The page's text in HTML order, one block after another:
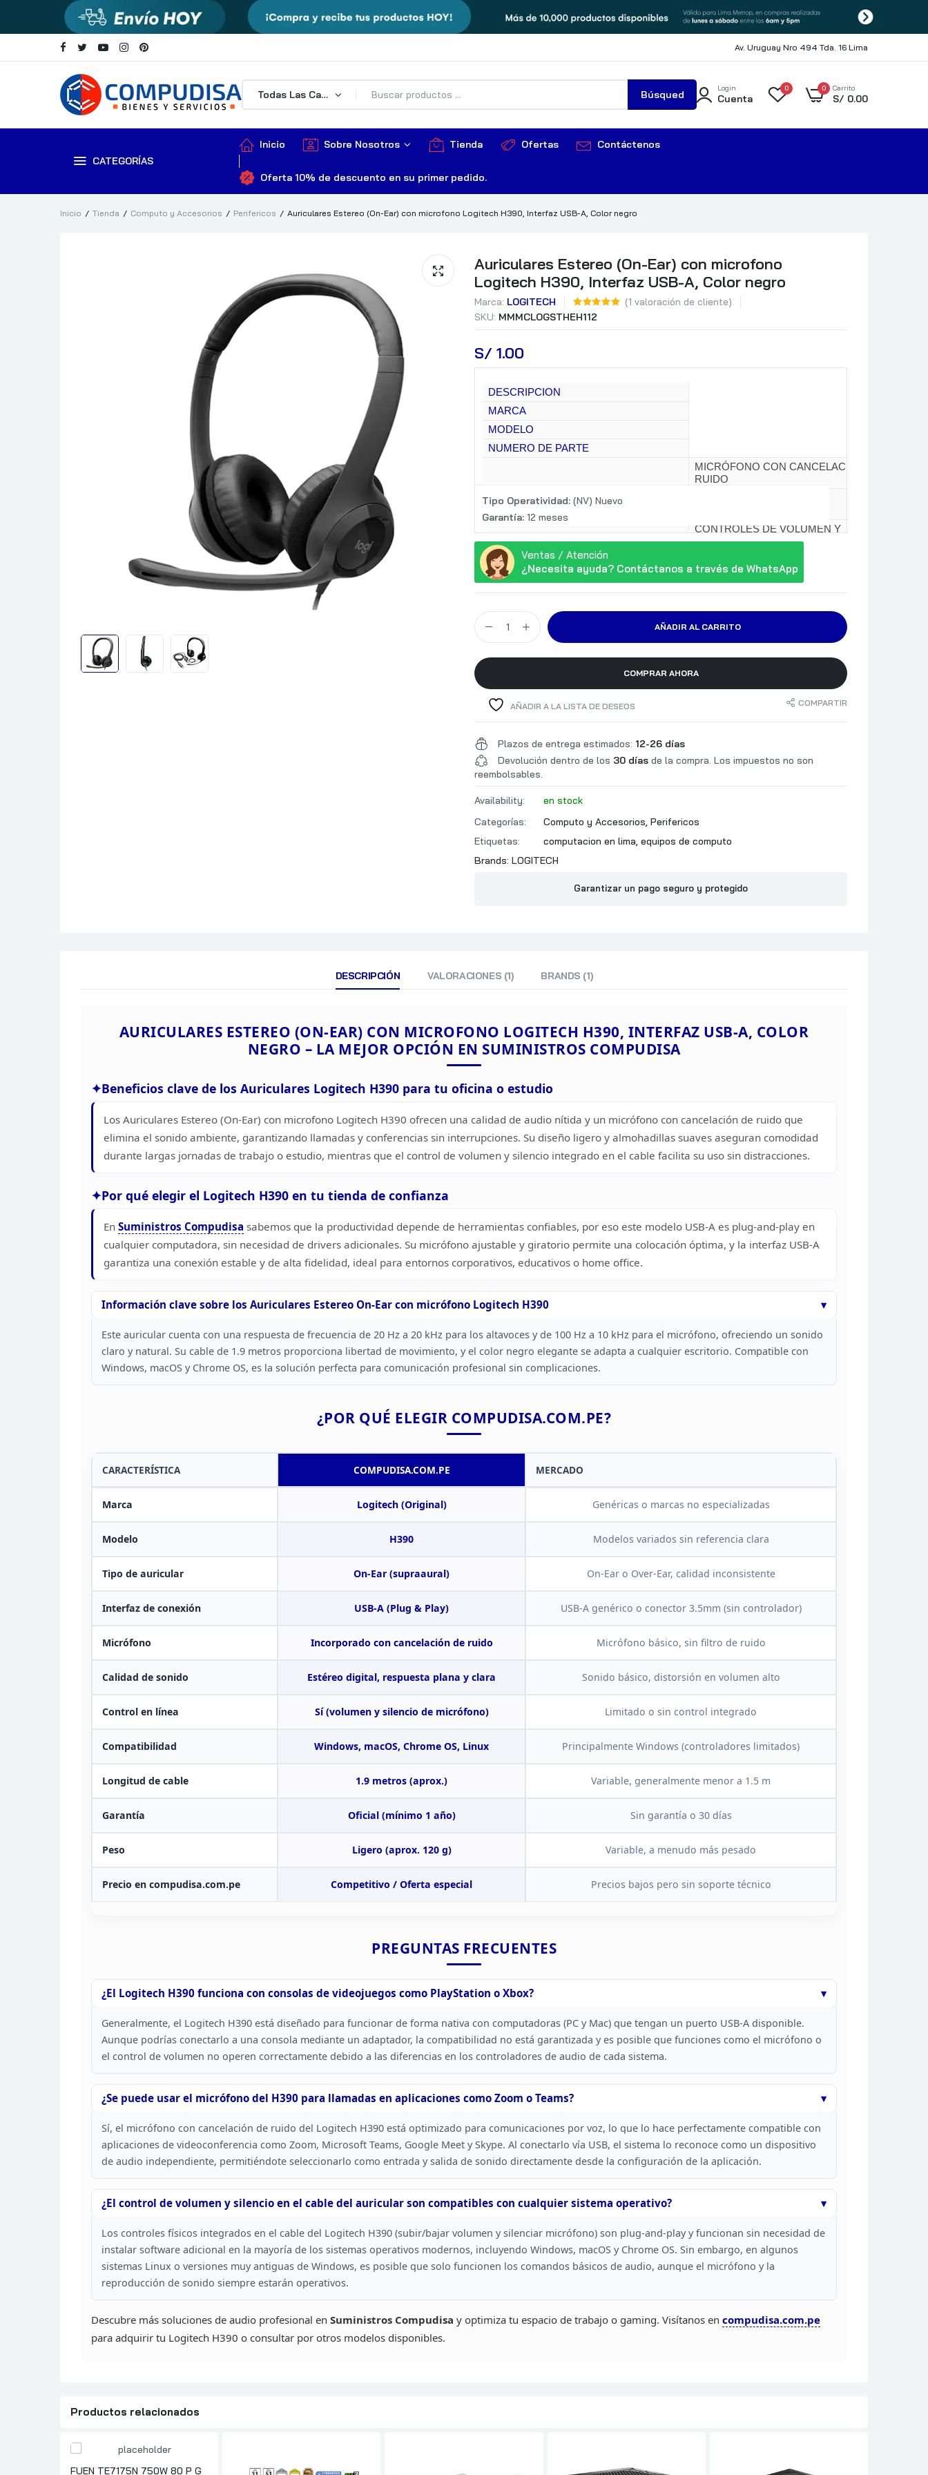
Av. Uruguay Nro 494 Tda. 16 Lima
Todas Las Categorías
Búsqued
a
Login
Cuenta
0 0 Carrito
S/ 0.00
CATEGORÍAS
Inicio Sobre Nosotros Tienda Ofertas Contáctenos
Oferta 10% de descuento en su primer pedido.
Inicio Tienda Computo y Accesorios Perifericos Auriculares Estereo (On-Ear) con microfono Logitech H390, Interfaz USB-A, Color negro
Auriculares Estereo (On-Ear) con microfono
Logitech H390, Interfaz USB-A, Color negro
Marca: LOGITECH (1 valoración de cliente)
SKU: MMMCLOGSTHEH112
S/ 1.00
DESCRIPCION
MARCA
MODELO
NUMERO DE PARTE
MICRÓFONO CON CANCELACIÓN DE
RUIDO
CONTROLES DE VOLUMEN Y
SILENCIO EN LÍNEA
FRECUENCIA DE RESPUESTA: 20Hz –
20 KHz
SENSIBILIDAD: 94 dB
CAMPO DE SONIDO: STEREO
MICROFONO:
MICROFONO CON CANCELACION DE
COMPATIBILIDAD CON WINDOWS,
SUPERIOR
LOS AURICULARES ESTÉREO
CUENTAN CON UNA POTENTE SALIDA
TELEFONÍA Y CONFERENCIAS POR
Tipo Operatividad: (NV) Nuevo
Garantía: 12 meses
Ventas / Atención
¿Necesita ayuda? Contáctanos a través de WhatsApp
AÑADIR AL CARRITO
COMPRAR AHORA
AÑADIR A LA LISTA DE DESEOS COMPARTIR
Plazos de entrega estimados: 12-26 días
Devolución dentro de los 30 días de la compra. Los impuestos no son
reembolsables.
Availability:
en stock
Categorías:
Computo y Accesorios, Perifericos
Etiquetas:
computacion en lima, equipos de computo
Brands: LOGITECH
Garantizar un pago seguro y protegido
DESCRIPCIÓN VALORACIONES (1) BRANDS (1)
AURICULARES ESTEREO (ON-EAR) CON MICROFONO LOGITECH H390, INTERFAZ USB-A, COLOR
NEGRO – LA MEJOR OPCIÓN EN SUMINISTROS COMPUDISA
Beneficios clave de los Auriculares Logitech H390 para tu oficina o estudio
Los Auriculares Estereo (On-Ear) con microfono Logitech H390 ofrecen una calidad de audio nítida y un micrófono con cancelación de ruido que
elimina el sonido ambiente, garantizando llamadas y conferencias sin interrupciones. Su diseño ligero y almohadillas suaves aseguran comodidad
durante largas jornadas de trabajo o estudio, mientras que el control de volumen y silencio integrado en el cable facilita su uso sin distracciones.
Por qué elegir el Logitech H390 en tu tienda de confianza
En Suministros Compudisa sabemos que la productividad depende de herramientas confiables, por eso este modelo USB-A es plug-and-play en
cualquier computadora, sin necesidad de drivers adicionales. Su micrófono ajustable y giratorio permite una colocación óptima, y la interfaz USB-A
garantiza una conexión estable y de alta fidelidad, ideal para entornos corporativos, educativos o home office.
Información clave sobre los Auriculares Estereo On-Ear con micrófono Logitech H390
Este auricular cuenta con una respuesta de frecuencia de 20 Hz a 20 kHz para los altavoces y de 100 Hz a 10 kHz para el micrófono, ofreciendo un sonido
claro y natural. Su cable de 1.9 metros proporciona libertad de movimiento, y el color negro elegante se adapta a cualquier escritorio. Compatible con
Windows, macOS y Chrome OS, es la solución perfecta para comunicación profesional sin complicaciones.
¿POR QUÉ ELEGIR COMPUDISA.COM.PE?
CARACTERÍSTICA COMPUDISA.COM.PE MERCADO
Marca Logitech (Original) Genéricas o marcas no especializadas
Modelo H390 Modelos variados sin referencia clara
Tipo de auricular On-Ear (supraaural) On-Ear o Over-Ear, calidad inconsistente
Interfaz de conexión USB-A (Plug & Play) USB-A genérico o conector 3.5mm (sin controlador)
Micrófono Incorporado con cancelación de ruido Micrófono básico, sin filtro deruido
Calidad de sonido Estéreo digital, respuesta plana y clara Sonido básico, distorsión en volumen alto
Control en línea Sí (volumen y silencio de micrófono) Limitado o sin control integrado
Compatibilidad Windows, macOS, Chrome OS, Linux Principalmente Windows (controladores limitados)
Longitud de cable 1.9 metros (aprox.) Variable, generalmente menor a 1.5 m
Garantía Oficial (mínimo 1 año) Sin garantía o 30 días
Peso Ligero (aprox. 120 g) Variable, a menudo más pesado
Precio en compudisa.com.pe Competitivo / Oferta especial Precios bajos pero sin soportetécnico
PREGUNTAS FRECUENTES
¿El Logitech H390 funciona con consolas de videojuegos como PlayStation o Xbox?
Generalmente, el Logitech H390 está diseñado para funcionar de forma nativa con computadoras (PC y Mac) que tengan un puerto USB-A disponible.
Aunque podrías conectarlo a una consola mediante un adaptador, la compatibilidad no está garantizada y es posible que funciones como el micrófono o
el control de volumen no operen correctamente debido a las diferencias en los controladores de audio de cada sistema.
¿Se puede usar el micrófono del H390 para llamadas en aplicaciones como Zoom o Teams?
Sí, el micrófono con cancelación de ruido del Logitech H390 está optimizado para comunicaciones por voz, lo que lo hace perfectamente compatible con
aplicaciones de videoconferencia como Zoom, Microsoft Teams, Google Meet ySkype. Al conectarlo vía USB, el sistema lo reconoce como un dispositivo
de audio independiente, permitiéndote seleccionarlo como entrada y salida de sonido directamente desde la configuración de la aplicación.
¿El control de volumen y silencio en el cable del auricular son compatibles con cualquier sistema operativo?
Los controles físicos integrados en el cable del Logitech H390 (subir/bajar volumen y silenciar micrófono) son plug-and-play y funcionan sin necesidad de
instalar software adicional en la mayoría de los sistemas operativos modernos, incluyendo Windows, macOS y Chrome OS. Sin embargo, en algunos
sistemas Linux o versiones muy antiguas de Windows, es posible que solo funcionen los comandos básicos de audio, aunque el micrófono y la
reproducción de sonido siempre estarán operativos.
Descubre más soluciones de audio profesional en Suministros Compudisa y optimiza tu espacio de trabajo o gaming. Visítanos en compudisa.com.pe
para adquirir tu Logitech H390 o consultar por otros modelos disponibles.
Productos relacionados
FUEN TE7175N 750W 80 P G